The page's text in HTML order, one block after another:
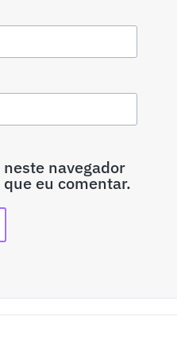
navegador
eu comentar.